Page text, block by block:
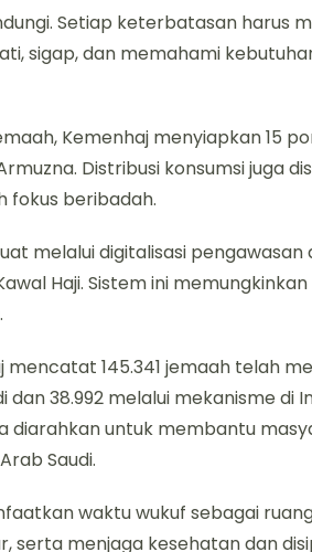
Setiap keterbatasan harus
sigap, dan memahami
Kemenhaj menyiapkan 15
Distribusi konsumsi juga
fokus beribadah.
melalui digitalisasi
Haji. Sistem ini
145.341 jemaah telah
dan 38.992 melalui mekanisme di
diarahkan untuk membantu
Saudi.
waktu wukuf sebagai
serta menjaga kesehatan dan